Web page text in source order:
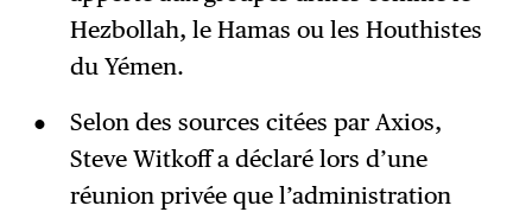
Hezbollah, le Hamas ou les Houthistes
du Yémen.
Selon des sources citées par Axios,
Steve Witkoff a déclaré lors d’une
réunion privée que l’administration